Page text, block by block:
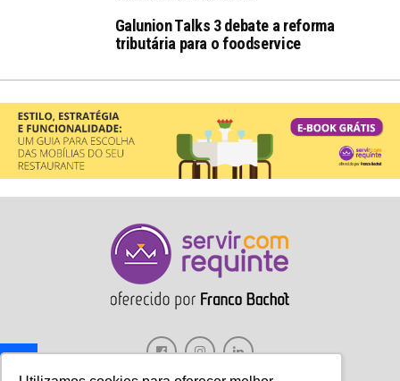
Galunion Talks 3 debate a reforma
tributária para o foodservice